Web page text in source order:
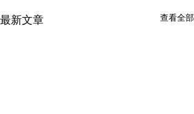
最新文章 查看全部